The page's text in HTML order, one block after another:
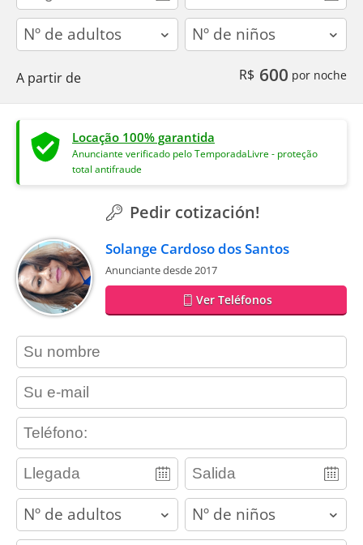
adults children
A partir de R$ 600 por noche
Locação 100% garantida
Anunciante verificado pelo TemporadaLivre - proteção
total antifraude
Pedir cotización!
Solange Cardoso dos Santos
Anunciante desde 2017
Ver Teléfonos
contact_name
contact_email
contact_phone
adults children